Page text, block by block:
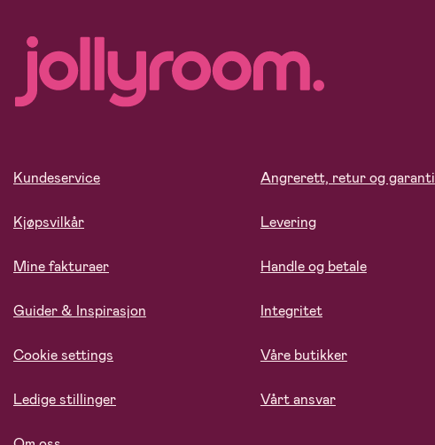
Kundeservice
Kjøpsvilkår
Mine fakturaer
Guider & Inspirasjon
Cookie settings
Ledige stillinger
Angrerett, retur og garanti
Levering
Handle og betale
Integritet
Våre butikker
Vårt ansvar